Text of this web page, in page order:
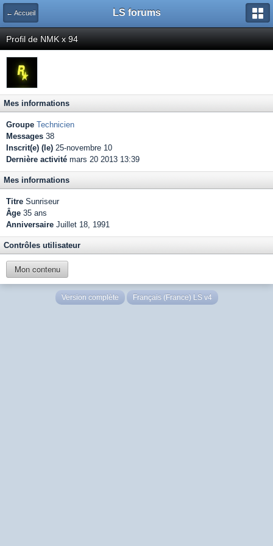
← Accueil LS forums
Profil de NMK x 94
Mes informations
Groupe Technicien
Messages 38
Inscrit(e) (le) 25-novembre 10
Dernière activité mars 20 2013 13:39
Mes informations
Titre Sunriseur
Âge 35 ans
Anniversaire Juillet 18, 1991
Contrôles utilisateur
Mon contenu
Version complète Français (France) LS v4